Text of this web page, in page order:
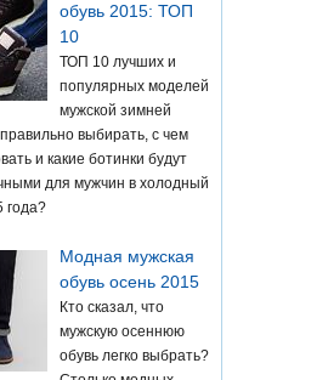
обувь 2015: ТОП
10
ТОП 10 лучших и
популярных моделей
мужской зимней
выбирать, с чем
и какие ботинки будут
для мужчин в холодный
года?
Модная мужская
обувь осень 2015
Кто сказал, что
мужскую осеннюю
обувь легко выбрать?